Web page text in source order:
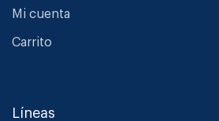
Mi cuenta
Carrito
Líneas